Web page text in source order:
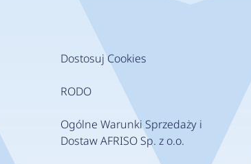
Dostosuj Cookies
RODO
Ogólne Warunki Sprzedaży i
Dostaw AFRISO Sp. z o.o.